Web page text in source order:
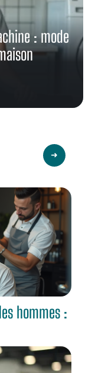
: mode
hommes :